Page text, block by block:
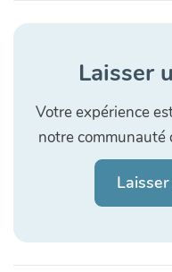
Laisser
Votre expérience
notre